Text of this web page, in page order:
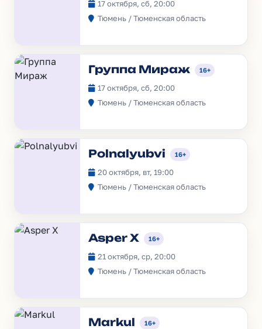
17 октября, сб, 20:00
Тюмень / Тюменская область
Группа Мираж 16+
17 октября, сб, 20:00
Тюмень / Тюменская область
Polnalyubvi 16+
20 октября, вт, 19:00
Тюмень / Тюменская область
Asper X 16+
21 октября, ср, 20:00
Тюмень / Тюменская область
Markul 16+